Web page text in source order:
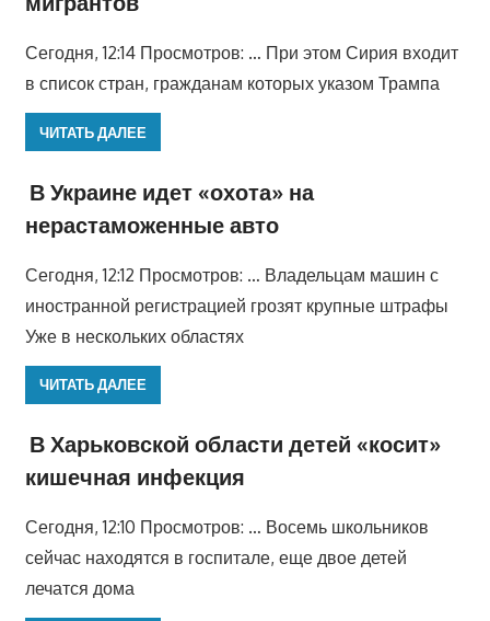
Сегодня, 12:14 Просмотров: … При этом Сирия входит
в список стран, гражданам которых указом Трампа
ЧИТАТЬ ДАЛЕЕ
В Украине идет «охота» на
нерастаможенные авто
Сегодня, 12:12 Просмотров: … Владельцам машин с
иностранной регистрацией грозят крупные штрафы
Уже в нескольких областях
ЧИТАТЬ ДАЛЕЕ
В Харьковской области детей «косит»
кишечная инфекция
Сегодня, 12:10 Просмотров: … Восемь школьников
сейчас находятся в госпитале, еще двое детей
лечатся дома